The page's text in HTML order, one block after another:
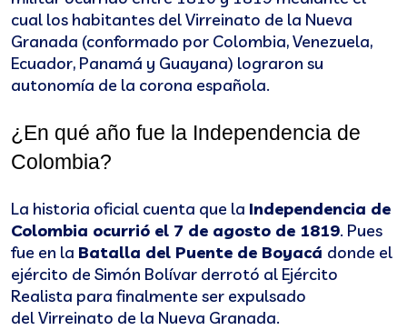
cual los habitantes del Virreinato de la Nueva
Granada (conformado por Colombia, Venezuela,
Ecuador, Panamá y Guayana) lograron su
autonomía de la corona española.
¿En qué año fue la Independencia de
Colombia?
La historia oficial cuenta que la Independencia de
Colombia ocurrió el 7 de agosto de 1819. Pues
fue en la Batalla del Puente de Boyacá donde el
ejército de Simón Bolívar derrotó al Ejército
Realista para finalmente ser expulsado
del Virreinato de la Nueva Granada.